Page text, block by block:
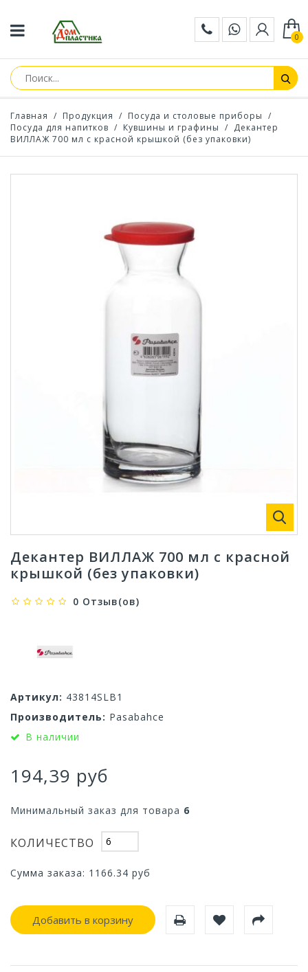
0
Главная / Продукция / Посуда и столовые приборы /
Посуда для напитков / Кувшины и графины / Декантер
ВИЛЛАЖ 700 мл с красной крышкой (без упаковки)
Декантер ВИЛЛАЖ 700 мл с красной
крышкой (без упаковки)
0 Отзыв(ов)
Артикул: 43814SLB1
Производитель: Pasabahce
В наличии
194,39 руб
Минимальный заказ для товара 6
КОЛИЧЕСТВО
Сумма заказа: 1166.34 руб
Добавить в корзину